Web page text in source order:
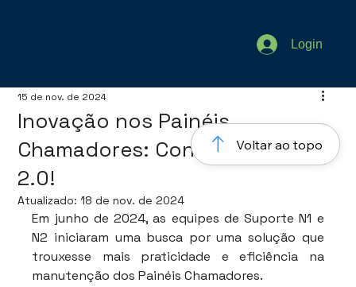
Login
Inovação nos Painéis
Chamadores: Conheça o KAR
2.0!
15 de nov. de 2024
Atualizado:18 de nov. de 2024
Em junho de 2024, as equipes de Suporte N1 e
N2 iniciaram uma busca por uma solução que
trouxesse mais praticidade e eficiência na
manutenção dos Painéis Chamadores.
Voltar ao topo